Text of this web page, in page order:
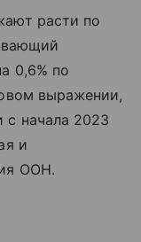
расти по
0,6% по
выражении,
с начала 2023
и
ООН.